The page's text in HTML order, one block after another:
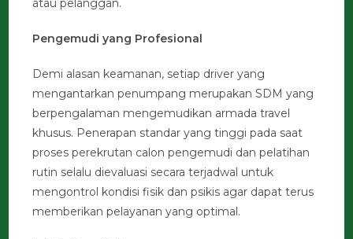
atau pelanggan.
Pengemudi yang Profesional
Demi alasan keamanan, setiap driver yang
mengantarkan penumpang merupakan SDM yang
berpengalaman mengemudikan armada travel
khusus. Penerapan standar yang tinggi pada saat
proses perekrutan calon pengemudi dan pelatihan
rutin selalu dievaluasi secara terjadwal untuk
mengontrol kondisi fisik dan psikis agar dapat terus
memberikan pelayanan yang optimal.